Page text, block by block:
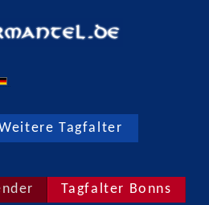
Tagfalter
Tagfalter Bonns